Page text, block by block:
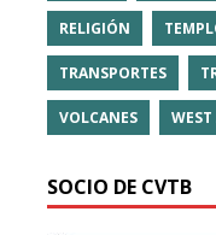
RELIGIÓN
TRANSPORTES
VOLCANES WEST
SOCIO DE CVTB